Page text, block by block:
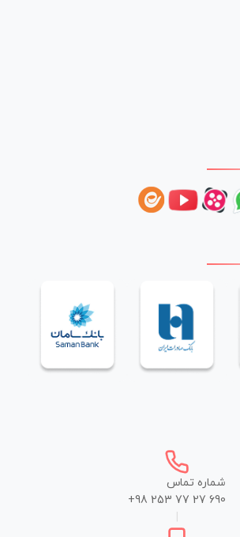
شماره تماس
+98 253 77 27 690